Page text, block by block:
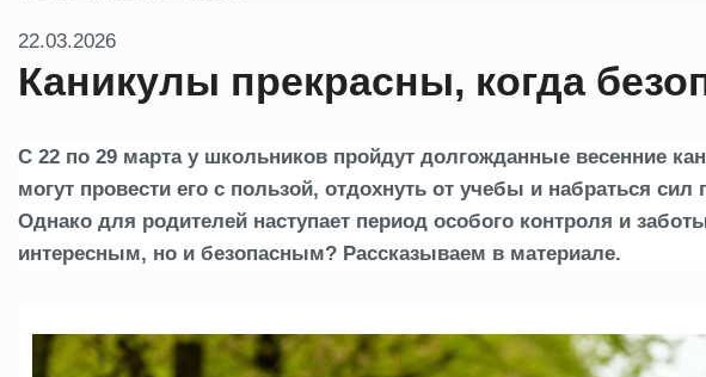
22.03.2026
Каникулы прекрасны, когда
С 22 по 29 марта у школьников пройдут долгожданные весенние
могут провести его с пользой, отдохнуть от учебы и набраться сил
Однако для родителей наступает период особого контроля и
интересным, но и безопасным? Рассказываем в материале.